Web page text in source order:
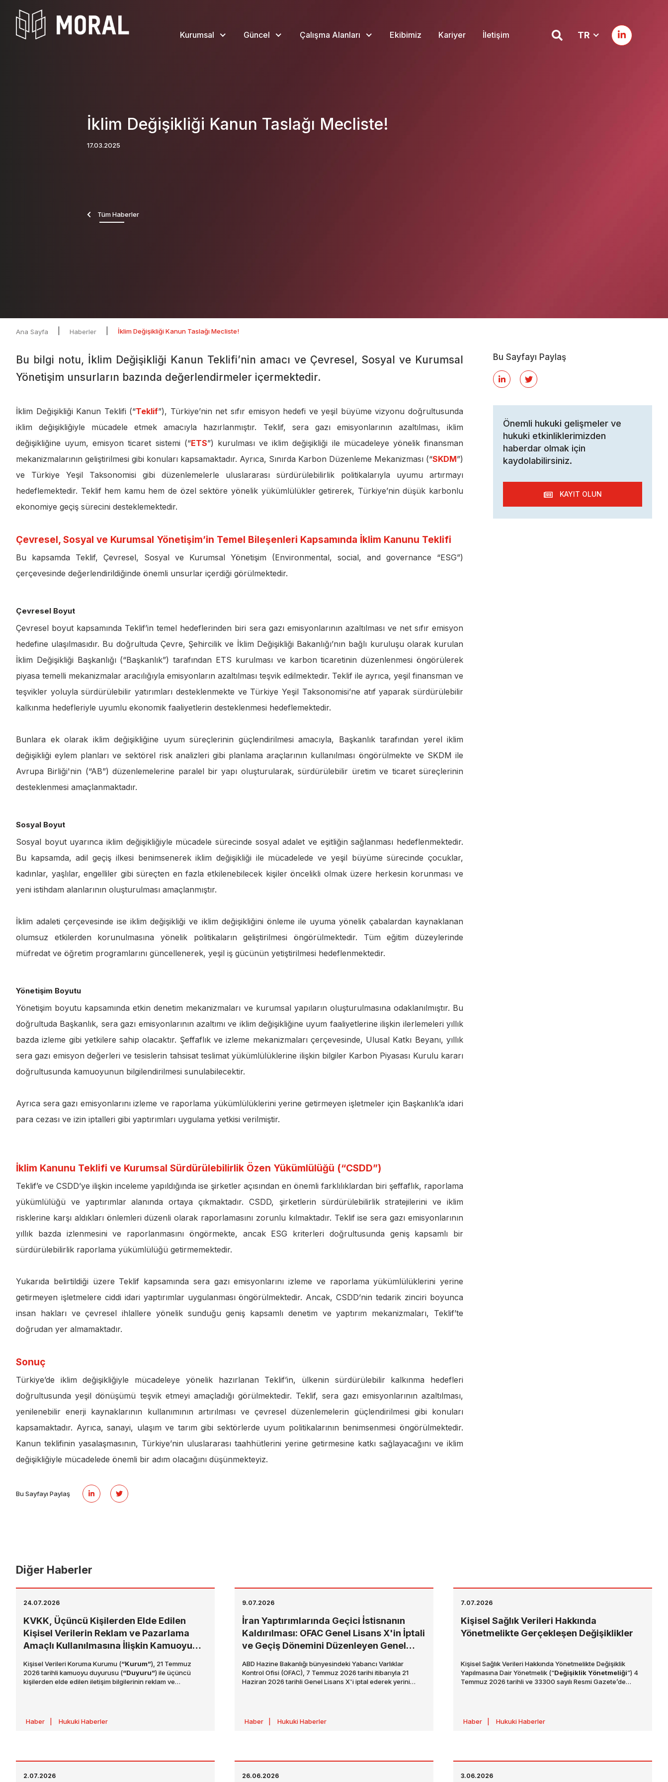
Kurumsal Güncel Çalışma Alanları Ekibimiz Kariyer İletişim TR
İklim Değişikliği Kanun Taslağı Mecliste!
17.03.2025
Tüm Haberler
Ana Sayfa Haberler İklim Değişikliği Kanun Taslağı Mecliste!
Bu bilgi notu, İklim Değişikliği Kanun Teklifi’nin amacı ve Çevresel, Sosyal ve Kurumsal
Yönetişim unsurların bazında değerlendirmeler içermektedir.
İklim Değişikliği Kanun Teklifi (“Teklif”), Türkiye’nin net sıfır emisyon hedefi ve yeşil büyüme vizyonu doğrultusunda
iklim değişikliğiyle mücadele etmek amacıyla hazırlanmıştır. Teklif, sera gazı emisyonlarının azaltılması, iklim
değişikliğine uyum, emisyon ticaret sistemi (“ETS”) kurulması ve iklim değişikliği ile mücadeleye yönelik finansman
mekanizmalarının geliştirilmesi gibi konuları kapsamaktadır. Ayrıca, Sınırda Karbon Düzenleme Mekanizması (“SKDM”)
ve Türkiye Yeşil Taksonomisi gibi düzenlemelerle uluslararası sürdürülebilirlik politikalarıyla uyumu artırmayı
hedeflemektedir. Teklif hem kamu hem de özel sektöre yönelik yükümlülükler getirerek, Türkiye’nin düşük karbonlu
ekonomiye geçiş sürecini desteklemektedir.
Çevresel, Sosyal ve Kurumsal Yönetişim’in Temel Bileşenleri Kapsamında İklim Kanunu Teklifi
Bu kapsamda Teklif, Çevresel, Sosyal ve Kurumsal Yönetişim (Environmental, social, and governance “ESG”)
çerçevesinde değerlendirildiğinde önemli unsurlar içerdiği görülmektedir.
Çevresel Boyut
Çevresel boyut kapsamında Teklif’in temel hedeflerinden biri sera gazı emisyonlarının azaltılması ve net sıfır emisyon
hedefine ulaşılmasıdır. Bu doğrultuda Çevre, Şehircilik ve İklim Değişikliği Bakanlığı’nın bağlı kuruluşu olarak kurulan
İklim Değişikliği Başkanlığı (“Başkanlık”) tarafından ETS kurulması ve karbon ticaretinin düzenlenmesi öngörülerek
piyasa temelli mekanizmalar aracılığıyla emisyonların azaltılması teşvik edilmektedir. Teklif ile ayrıca, yeşil finansman ve
teşvikler yoluyla sürdürülebilir yatırımları desteklenmekte ve Türkiye Yeşil Taksonomisi’ne atıf yaparak sürdürülebilir
kalkınma hedefleriyle uyumlu ekonomik faaliyetlerin desteklenmesi hedeflemektedir.
Bunlara ek olarak iklim değişikliğine uyum süreçlerinin güçlendirilmesi amacıyla, Başkanlık tarafından yerel iklim
değişikliği eylem planları ve sektörel risk analizleri gibi planlama araçlarının kullanılması öngörülmekte ve SKDM ile
Avrupa Birliği'nin (“AB”) düzenlemelerine paralel bir yapı oluşturularak, sürdürülebilir üretim ve ticaret süreçlerinin
desteklenmesi amaçlanmaktadır.
Sosyal Boyut
Sosyal boyut uyarınca iklim değişikliğiyle mücadele sürecinde sosyal adalet ve eşitliğin sağlanması hedeflenmektedir.
Bu kapsamda, adil geçiş ilkesi benimsenerek iklim değişikliği ile mücadelede ve yeşil büyüme sürecinde çocuklar,
kadınlar, yaşlılar, engelliler gibi süreçten en fazla etkilenebilecek kişiler öncelikli olmak üzere herkesin korunması ve
yeni istihdam alanlarının oluşturulması amaçlanmıştır.
İklim adaleti çerçevesinde ise iklim değişikliği ve iklim değişikliğini önleme ile uyuma yönelik çabalardan kaynaklanan
olumsuz etkilerden korunulmasına yönelik politikaların geliştirilmesi öngörülmektedir. Tüm eğitim düzeylerinde
müfredat ve öğretim programlarını güncellenerek, yeşil iş gücünün yetiştirilmesi hedeflenmektedir.
Yönetişim Boyutu
Yönetişim boyutu kapsamında etkin denetim mekanizmaları ve kurumsal yapıların oluşturulmasına odaklanılmıştır. Bu
doğrultuda Başkanlık, sera gazı emisyonlarının azaltımı ve iklim değişikliğine uyum faaliyetlerine ilişkin ilerlemeleri yıllık
bazda izleme gibi yetkilere sahip olacaktır. Şeffaflık ve izleme mekanizmaları çerçevesinde, Ulusal Katkı Beyanı, yıllık
sera gazı emisyon değerleri ve tesislerin tahsisat teslimat yükümlülüklerine ilişkin bilgiler Karbon Piyasası Kurulu kararı
doğrultusunda kamuoyunun bilgilendirilmesi sunulabilecektir.
Ayrıca sera gazı emisyonlarını izleme ve raporlama yükümlülüklerini yerine getirmeyen işletmeler için Başkanlık’a idari
para cezası ve izin iptalleri gibi yaptırımları uygulama yetkisi verilmiştir.
İklim Kanunu Teklifi ve Kurumsal Sürdürülebilirlik Özen Yükümlülüğü (“CSDD”)
Teklif’e ve CSDD’ye ilişkin inceleme yapıldığında ise şirketler açısından en önemli farklılıklardan biri şeffaflık, raporlama
yükümlülüğü ve yaptırımlar alanında ortaya çıkmaktadır. CSDD, şirketlerin sürdürülebilirlik stratejilerini ve iklim
risklerine karşı aldıkları önlemleri düzenli olarak raporlamasını zorunlu kılmaktadır. Teklif ise sera gazı emisyonlarının
yıllık bazda izlenmesini ve raporlanmasını öngörmekte, ancak ESG kriterleri doğrultusunda geniş kapsamlı bir
sürdürülebilirlik raporlama yükümlülüğü getirmemektedir.
Yukarıda belirtildiği üzere Teklif kapsamında sera gazı emisyonlarını izleme ve raporlama yükümlülüklerini yerine
getirmeyen işletmelere ciddi idari yaptırımlar uygulanması öngörülmektedir. Ancak, CSDD’nin tedarik zinciri boyunca
insan hakları ve çevresel ihlallere yönelik sunduğu geniş kapsamlı denetim ve yaptırım mekanizmaları, Teklif’te
doğrudan yer almamaktadır.
Sonuç
Türkiye’de iklim değişikliğiyle mücadeleye yönelik hazırlanan Teklif’in, ülkenin sürdürülebilir kalkınma hedefleri
doğrultusunda yeşil dönüşümü teşvik etmeyi amaçladığı görülmektedir. Teklif, sera gazı emisyonlarının azaltılması,
yenilenebilir enerji kaynaklarının kullanımının artırılması ve çevresel düzenlemelerin güçlendirilmesi gibi konuları
kapsamaktadır. Ayrıca, sanayi, ulaşım ve tarım gibi sektörlerde uyum politikalarının benimsenmesi öngörülmektedir.
Kanun teklifinin yasalaşmasının, Türkiye’nin uluslararası taahhütlerini yerine getirmesine katkı sağlayacağını ve iklim
değişikliğiyle mücadelede önemli bir adım olacağını düşünmekteyiz.
Bu Sayfayı Paylaş
Bu Sayfayı Paylaş
Önemli hukuki gelişmeler ve
hukuki etkinliklerimizden
haberdar olmak için
kaydolabilirsiniz.
KAYIT OLUN
Diğer Haberler
24.07.2026
KVKK, Üçüncü Kişilerden Elde Edilen
Kişisel Verilerin Reklam ve Pazarlama
Amaçlı Kullanılmasına İlişkin Kamuoyu
Kişisel Verileri Koruma Kurumu (“Kurum”), 21 Temmuz
2026 tarihli kamuoyu duyurusu (“Duyuru”) ile üçüncü
kişilerden elde edilen iletişim bilgilerinin reklam ve
ihlallerinin önlenmesi amacıyla önemli hususlara dikkat
çekmiştir.
Haber Hukuki Haberler
9.07.2026
İran Yaptırımlarında Geçici İstisnanın
Kaldırılması: OFAC Genel Lisans X'in İptali
ve Geçiş Dönemini Düzenleyen Genel
ABD Hazine Bakanlığı bünyesindeki Yabancı Varlıklar
Kontrol Ofisi (OFAC), 7 Temmuz 2026 tarihi itibarıyla 21
Haziran 2026 tarihli Genel Lisans X'i iptal ederek yerini
işlemlerin
“tasfiyesi ve sonlandırılması”
bir geçiş süreci öngörmektedir.
Haber Hukuki Haberler
7.07.2026
Kişisel Sağlık Verileri Hakkında
Yönetmelikte Gerçekleşen Değişiklikler
Kişisel Sağlık Verileri Hakkında Yönetmelikte Değişiklik
Yapılmasına Dair Yönetmelik (“Değişiklik Yönetmeliği”) 4
Temmuz 2026 tarihli ve 33300 sayılı Resmi Gazete’de
yeniden değerlendirmesi kapsamında değişiklikler yapılmış
olup detaylar aşağıdaki şekilde açıklanmaktadır:
Haber Hukuki Haberler
2.07.2026 26.06.2026 3.06.2026